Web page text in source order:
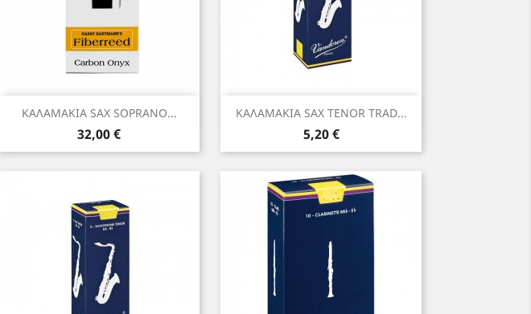
ΚΑΛΑΜΑΚΙΑ SAX SOPRANO...
Τιμή
32,00 €
Γρήγορη προβολή ΚΑΛΑΜΑΚΙΑ SAX TENOR TRAD...
Τιμή
5,20 €
Γρήγορη προβολή